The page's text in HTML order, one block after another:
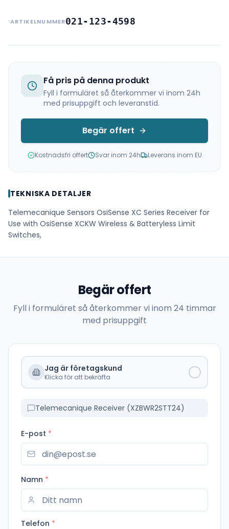
ARTIKELNUMMER021-123-4598
Få pris på denna produkt
Fyll i formuläret så återkommer vi inom 24h
med prisuppgift och leveranstid.
Begär offert
Kostnadsfri offert Svar inom 24h Leverans inom EU
TEKNISKA DETALJER
Telemecanique Sensors OsiSense XC Series Receiver for
Use with OsiSense XCKW Wireless & Batteryless Limit
Switches,
Begär offert
Fyll i formuläret så återkommer vi inom 24 timmar
med prisuppgift
Jag är företagskund
Klicka för att bekräfta
Telemecanique Receiver (XZBWR2STT24)
E-post *
Namn *
Telefon *